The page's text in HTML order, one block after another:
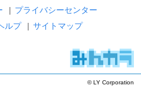
| プライバシーセンター
ルプ | サイトマップ
© LY Corporation